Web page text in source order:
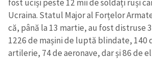
fost uciși peste 12 mii de soldați ruși
Ucraina. Statul Major al Forțelor
că, până la 13 martie, au fost distruse
1226 de mașini de luptă blindate, 140
artilerie, 74 de aeronave, dar și 86 de